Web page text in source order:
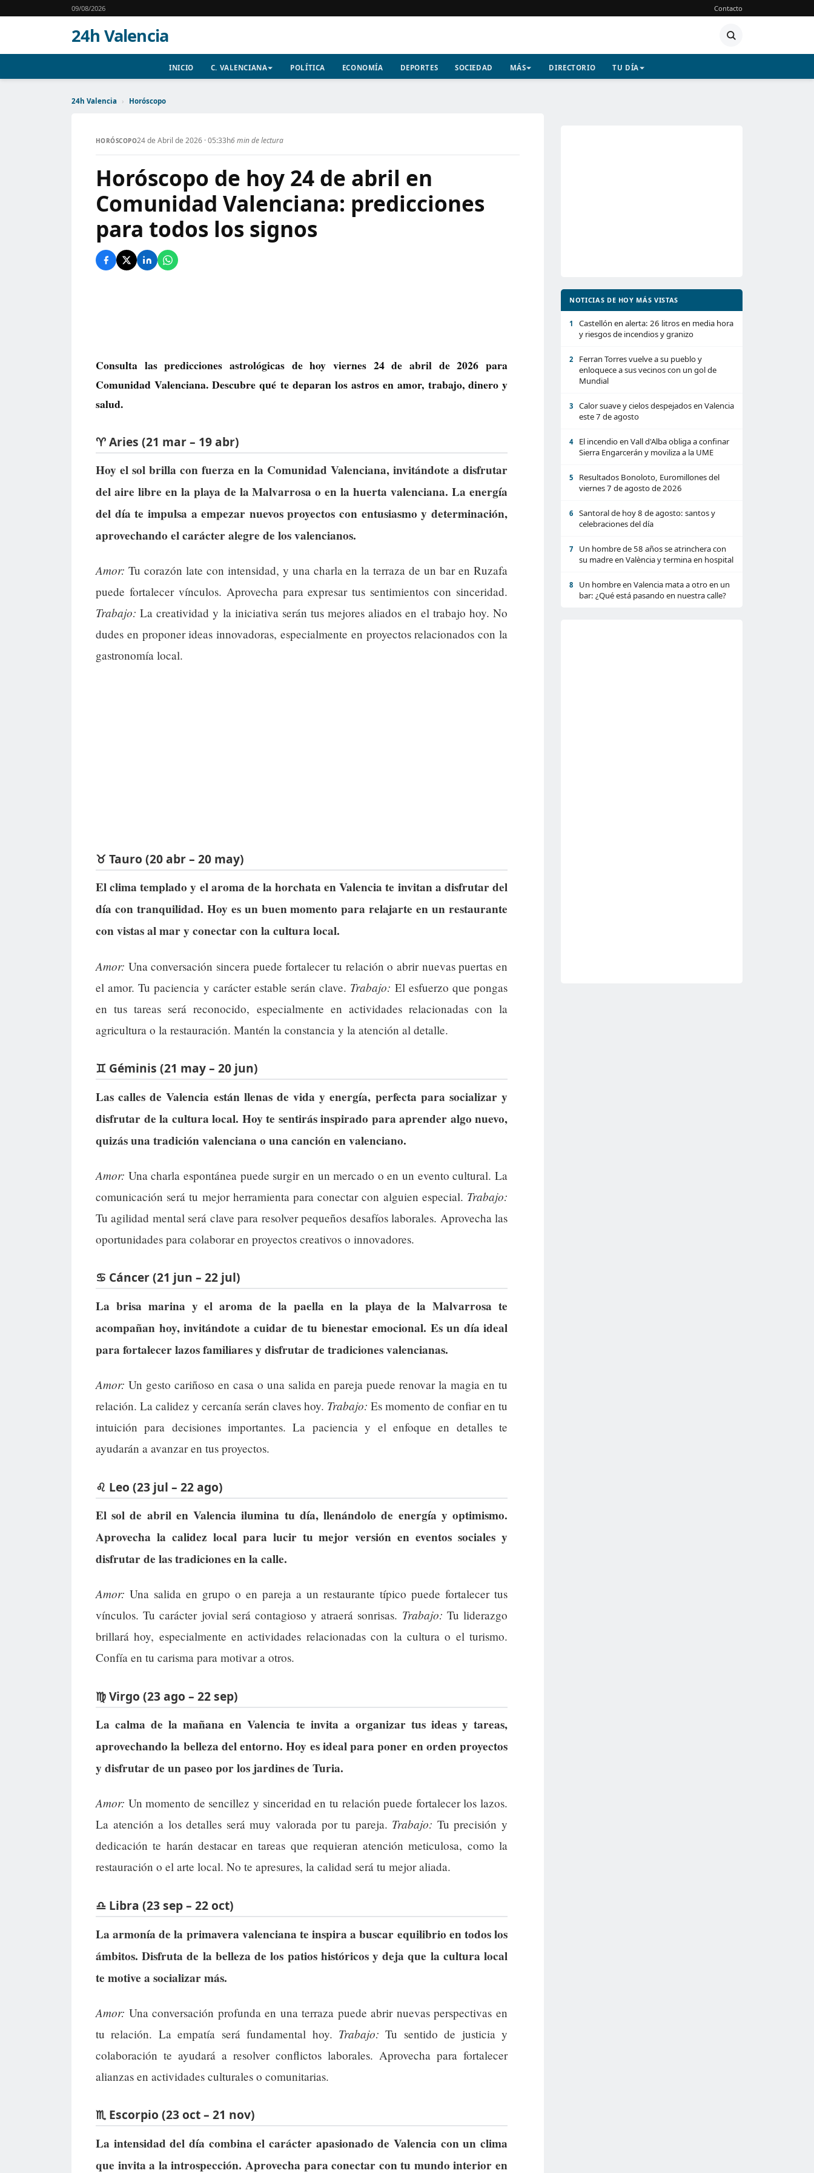
09/08/2026 Contacto
24h Valencia
INICIO C. VALENCIANA POLÍTICA ECONOMÍA DEPORTES SOCIEDAD MÁS DIRECTORIO TU DÍA
24h Valencia › Horóscopo
HORÓSCOPO24 de Abril de 2026 · 05:33h6 min de lectura
Horóscopo de hoy 24 de abril en
Comunidad Valenciana: predicciones
para todos los signos
Consulta las predicciones astrológicas de hoy viernes 24 de abril de 2026 para
Comunidad Valenciana. Descubre qué te deparan los astros en amor, trabajo, dinero y
salud.
♈ Aries (21 mar – 19 abr)
Hoy el sol brilla con fuerza en la Comunidad Valenciana, invitándote a disfrutar
del aire libre en la playa de la Malvarrosa o en la huerta valenciana. La energía
del día te impulsa a empezar nuevos proyectos con entusiasmo y determinación,
aprovechando el carácter alegre de los valencianos.
Amor: Tu corazón late con intensidad, y una charla en la terraza de un bar en Ruzafa
puede fortalecer vínculos. Aprovecha para expresar tus sentimientos con sinceridad.
Trabajo: La creatividad y la iniciativa serán tus mejores aliados en el trabajo hoy. No
dudes en proponer ideas innovadoras, especialmente en proyectos relacionados con la
gastronomía local.
♉ Tauro (20 abr – 20 may)
El clima templado y el aroma de la horchata en Valencia te invitan a disfrutar del
día con tranquilidad. Hoy es un buen momento para relajarte en un restaurante
con vistas al mar y conectar con la cultura local.
Amor: Una conversación sincera puede fortalecer tu relación o abrir nuevas puertas en
el amor. Tu paciencia y carácter estable serán clave. Trabajo: El esfuerzo que pongas
en tus tareas será reconocido, especialmente en actividades relacionadas con la
agricultura o la restauración. Mantén la constancia y la atención al detalle.
♊ Géminis (21 may – 20 jun)
Las calles de Valencia están llenas de vida y energía, perfecta para socializar y
disfrutar de la cultura local. Hoy te sentirás inspirado para aprender algo nuevo,
quizás una tradición valenciana o una canción en valenciano.
Amor: Una charla espontánea puede surgir en un mercado o en un evento cultural. La
comunicación será tu mejor herramienta para conectar con alguien especial. Trabajo:
Tu agilidad mental será clave para resolver pequeños desafíos laborales. Aprovecha las
oportunidades para colaborar en proyectos creativos o innovadores.
♋ Cáncer (21 jun – 22 jul)
La brisa marina y el aroma de la paella en la playa de la Malvarrosa te
acompañan hoy, invitándote a cuidar de tu bienestar emocional. Es un día ideal
para fortalecer lazos familiares y disfrutar de tradiciones valencianas.
Amor: Un gesto cariñoso en casa o una salida en pareja puede renovar la magia en tu
relación. La calidez y cercanía serán claves hoy. Trabajo: Es momento de confiar en tu
intuición para decisiones importantes. La paciencia y el enfoque en detalles te
ayudarán a avanzar en tus proyectos.
♌ Leo (23 jul – 22 ago)
El sol de abril en Valencia ilumina tu día, llenándolo de energía y optimismo.
Aprovecha la calidez local para lucir tu mejor versión en eventos sociales y
disfrutar de las tradiciones en la calle.
Amor: Una salida en grupo o en pareja a un restaurante típico puede fortalecer tus
vínculos. Tu carácter jovial será contagioso y atraerá sonrisas. Trabajo: Tu liderazgo
brillará hoy, especialmente en actividades relacionadas con la cultura o el turismo.
Confía en tu carisma para motivar a otros.
♍ Virgo (23 ago – 22 sep)
La calma de la mañana en Valencia te invita a organizar tus ideas y tareas,
aprovechando la belleza del entorno. Hoy es ideal para poner en orden proyectos
y disfrutar de un paseo por los jardines de Turia.
Amor: Un momento de sencillez y sinceridad en tu relación puede fortalecer los lazos.
La atención a los detalles será muy valorada por tu pareja. Trabajo: Tu precisión y
dedicación te harán destacar en tareas que requieran atención meticulosa, como la
restauración o el arte local. No te apresures, la calidad será tu mejor aliada.
♎ Libra (23 sep – 22 oct)
La armonía de la primavera valenciana te inspira a buscar equilibrio en todos los
ámbitos. Disfruta de la belleza de los patios históricos y deja que la cultura local
te motive a socializar más.
Amor: Una conversación profunda en una terraza puede abrir nuevas perspectivas en
tu relación. La empatía será fundamental hoy. Trabajo: Tu sentido de justicia y
colaboración te ayudará a resolver conflictos laborales. Aprovecha para fortalecer
alianzas en actividades culturales o comunitarias.
♏ Escorpio (23 oct – 21 nov)
La intensidad del día combina el carácter apasionado de Valencia con un clima
que invita a la introspección. Aprovecha para conectar con tu mundo interior en
NOTICIAS DE HOY MÁS VISTAS
1
Castellón en alerta: 26 litros en media hora
y riesgos de incendios y granizo
2
Ferran Torres vuelve a su pueblo y
enloquece a sus vecinos con un gol de
Mundial
3
Calor suave y cielos despejados en Valencia
este 7 de agosto
4
El incendio en Vall d'Alba obliga a confinar
Sierra Engarcerán y moviliza a la UME
5
Resultados Bonoloto, Euromillones del
viernes 7 de agosto de 2026
6
Santoral de hoy 8 de agosto: santos y
celebraciones del día
7
Un hombre de 58 años se atrinchera con
su madre en València y termina en hospital
8
Un hombre en Valencia mata a otro en un
bar: ¿Qué está pasando en nuestra calle?